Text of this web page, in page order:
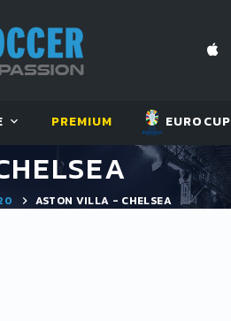
PREMIUM EUROCUP
ASTON VILLA - CHELSEA